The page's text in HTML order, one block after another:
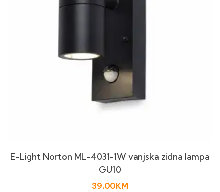
E-Light Norton ML-4031-1W vanjska zidna lampa
GU10
39,00KM